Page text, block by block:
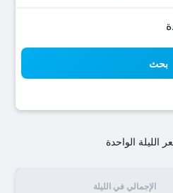
بحث
الواحدة
الإجمالي في الليلة